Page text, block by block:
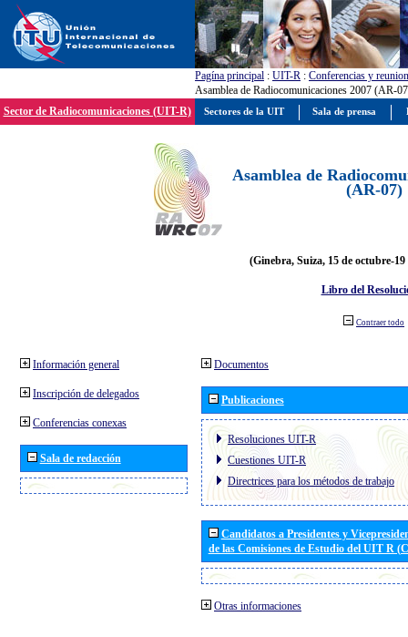
Pagína principal : UIT-R : Conferencias y
Asamblea de Radiocomunicaciones 2007 (AR-
Sector de Radiocomunicaciones (UIT-R)
Asamblea de
(AR-07)
(Ginebra, Suiza, 15 de octubre-19
Libro del
Contraer todo
Información general
Inscripción de delegados
Conferencias conexas
Sala de redacción
Documentos
Publicaciones
Resoluciones UIT-R
Cuestiones UIT-R
Directrices para los métodos de trabajo
Candidatos a Presidentes y
de las Comisiones de Estudio del UIT R
Otras informaciones
Sectores de la UIT Sala de prensa